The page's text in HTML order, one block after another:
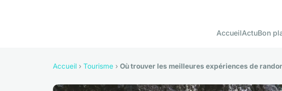
AccueilActuBon
Accueil › Tourisme › Où trouver les meilleures expériences de